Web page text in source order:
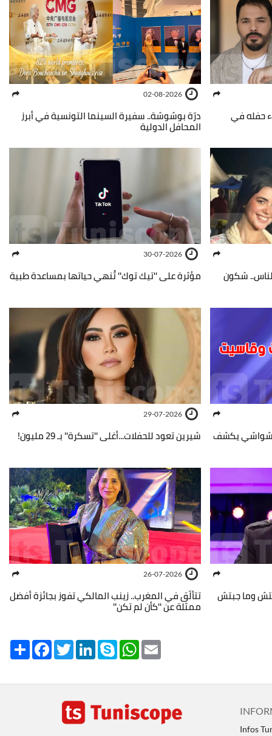
حفله في
02-08-2026
درّة بوشوشة.. سفيرة السينما التونسية في أبرز
المحافل الدولية
شكون
30-07-2026
مؤثرة على ''تيك توك'' تُنهي حياتها بمساعدة طبية
يكشف
29-07-2026
شيرين تعود للحفلات...أغلى ''تسكرة'' بـ 29 مليون!
وما جبتش
26-07-2026
تتألّق في المغرب.. زينب المالكي تفوز بجائزة أفضل
ممثلة عن ''كأن لم تكن''
Share FacebookTwitterLinkedInSkype WhatsApp
Infos